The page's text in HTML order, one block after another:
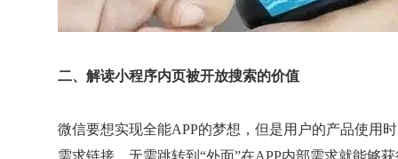
二、解读小程序内页被开放搜索的价值
微信要想实现全能APP的梦想，但是用户的产品使用
需求链接。无需跳转到“外面”在APP内部需求就能够